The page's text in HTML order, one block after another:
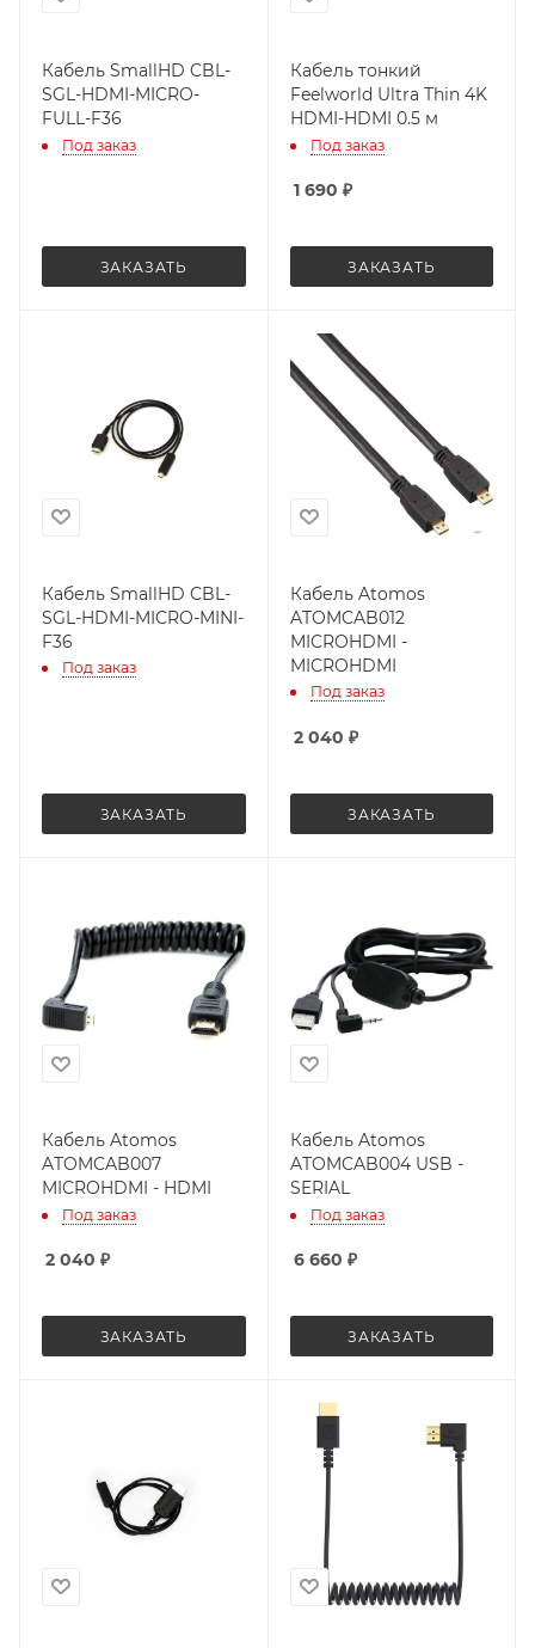
Кабель SmallHD CBL-
SGL-HDMI-MICRO-
FULL-F36
Под заказ
ЗАКАЗАТЬ
Кабель тонкий
Feelworld Ultra Thin 4K
HDMI-HDMI 0.5 м
Под заказ
1 690 ₽
ЗАКАЗАТЬ
Кабель SmallHD CBL-
SGL-HDMI-MICRO-MINI-
F36
Под заказ
ЗАКАЗАТЬ
Кабель Atomos
ATOMCAB012
MICROHDMI -
MICROHDMI
Под заказ
2 040 ₽
ЗАКАЗАТЬ
Кабель Atomos
ATOMCAB007
MICROHDMI - HDMI
Под заказ
2 040 ₽
ЗАКАЗАТЬ
Кабель Atomos
ATOMCAB004 USB -
SERIAL
Под заказ
6 660 ₽
ЗАКАЗАТЬ